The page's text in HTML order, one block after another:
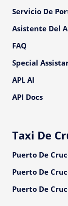
Servicio De
Asistente Del
FAQ
Special
APL AI
API Docs
Taxi De
Puerto De
Puerto De
Puerto De